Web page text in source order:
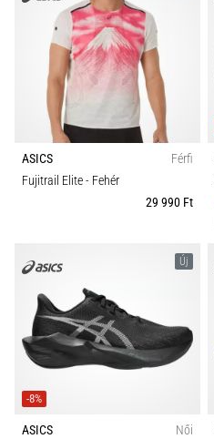
ASICS
Férfi
Fujitrail Elite- Fehér
29 990 Ft
Új
-8%
ASICS
Női